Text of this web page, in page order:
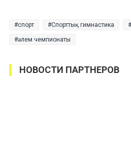
спорт Спорттық гимнастика
әлем чемпионаты
НОВОСТИ ПАРТНЕРОВ